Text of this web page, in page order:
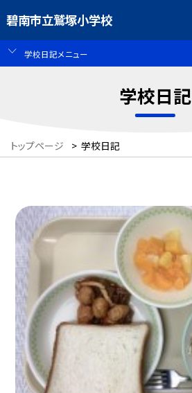
碧南市立鷲塚小学校
学校日記メニュー
学校日記
トップページ > 学校日記